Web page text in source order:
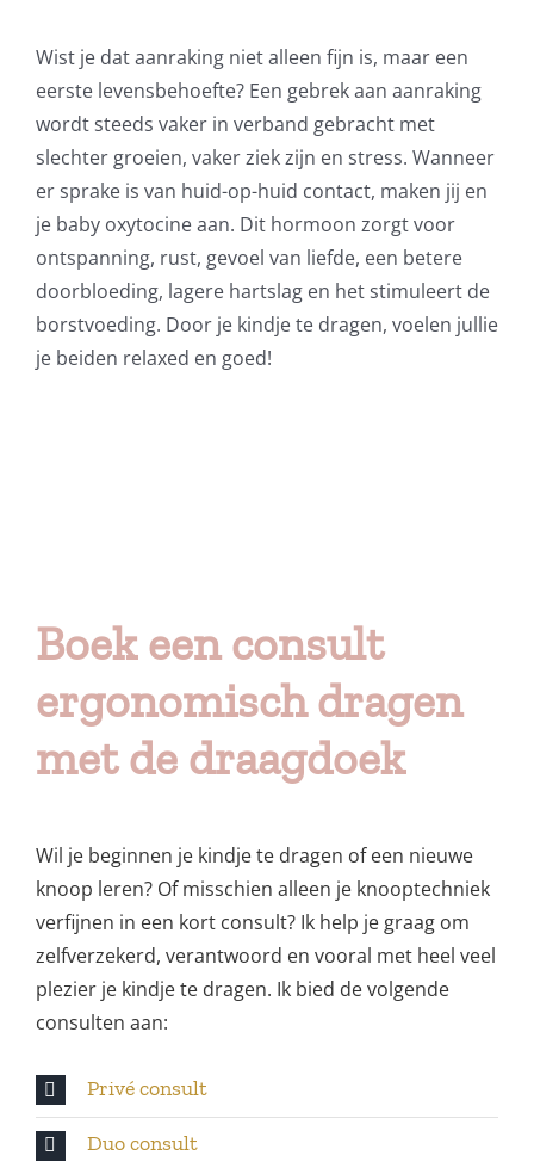
Wist je dat aanraking niet alleen fijn is, maar een
eerste levensbehoefte? Een gebrek aan aanraking
wordt steeds vaker in verband gebracht met
slechter groeien, vaker ziek zijn en stress. Wanneer
er sprake is van huid-op-huid contact, maken jij en
je baby oxytocine aan. Dit hormoon zorgt voor
ontspanning, rust, gevoel van liefde, een betere
doorbloeding, lagere hartslag en het stimuleert de
borstvoeding. Door je kindje te dragen, voelen jullie
je beiden relaxed en goed!
Boek een consult
ergonomisch dragen
met de draagdoek
Wil je beginnen je kindje te dragen of een nieuwe
knoop leren? Of misschien alleen je knooptechniek
verfijnen in een kort consult? Ik help je graag om
zelfverzekerd, verantwoord en vooral met heel veel
plezier je kindje te dragen. Ik bied de volgende
consulten aan:
Privé consult
Duo consult